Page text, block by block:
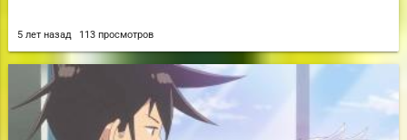
5 лет назад 113 просмотров